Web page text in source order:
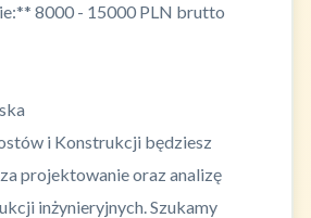
8000 - 15000 PLN brutto
i Konstrukcji będziesz
projektowanie oraz analizę
inżynieryjnych. Szukamy